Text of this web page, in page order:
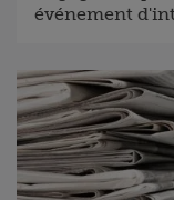
événement